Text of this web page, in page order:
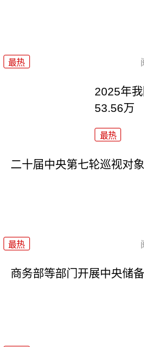
最热
2025年
53.56万
最热
二十届中央第七轮巡视对
最热
商务部等部门开展中央储